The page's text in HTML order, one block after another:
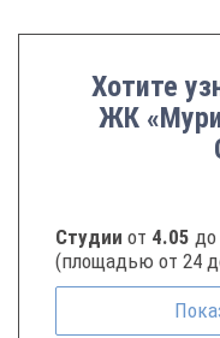
Хотите
ЖК
Студии от 4.05 до
(площадью от 24